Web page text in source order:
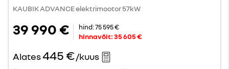
KAUBIK ADVANCE elektrimootor 57kW
39 990 € hind:75 595 €
hinnavõit:35 605 €
Alates445 €/kuus